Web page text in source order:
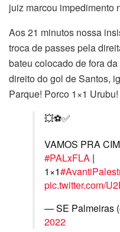
juiz marcou impedimento
Aos 21 minutos nossa
troca de passes pela
bateu colocado de fora
direito do gol de Santos,
Parque! Porco 1×1 Urubu!
💥⚽️✅
VAMOS PRA
#PALxFLA |
1×1
pic.twitter.com/
— SE Palmeiras
2022